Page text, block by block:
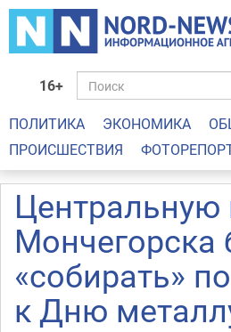
16+
ПОЛИТИКА ЭКОНОМИКА
ПРОИСШЕСТВИЯ
Мончегорска
«собирать»
к Дню